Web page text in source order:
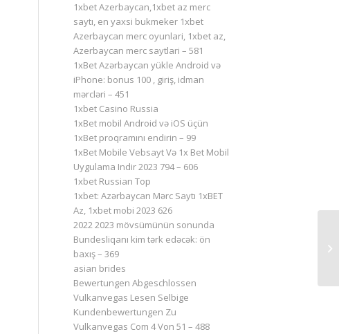
1xbet Azerbaycan,1xbet az merc
saytı, en yaxsi bukmeker 1xbet
Azerbaycan merc oyunlari, 1xbet az,
Azerbaycan merc saytlari – 581
1xBet Azərbaycan yükle Android və
iPhone: bonus 100 , giriş, idman
mərcləri – 451
1xbet Casino Russia
1xBet mobil Android və iOS üçün
1xBet proqramını endirin – 99
1xBet Mobile Vebsayt Və 1x Bet Mobil
Uygulama Indir 2023 794 – 606
1xbet Russian Top
1xbet: Azərbaycan Mərc Saytı 1xBET
Az, 1xbet mobi 2023 626
2022 2023 mövsümünün sonunda
Bundesliqanı kim tərk edəcək: ön
baxış – 369
asian brides
Bewertungen Abgeschlossen
Vulkanvegas Lesen Selbige
Kundenbewertungen Zu
Vulkanvegas Com 4 Von 51 – 488